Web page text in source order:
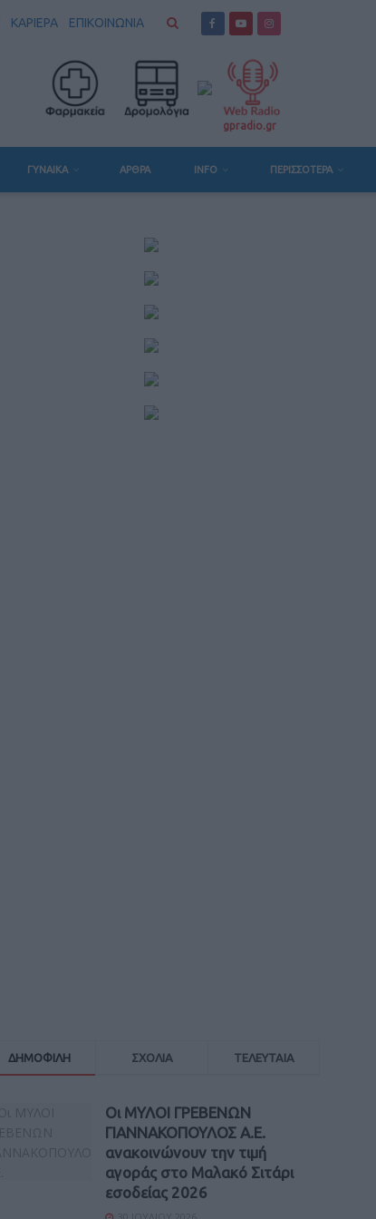
ΚΑΡΙΕΡΑ ΕΠΙΚΟΙΝΩΝΙΑ
gpradio.gr
ΓΥΝΑΙΚΑ ΆΡΘΡΑ INFO ΠΕΡΙΣΣΟΤΕΡΑ
ΔΗΜΟΦΙΛΗ ΣΧΟΛΙΑ ΤΕΛΕΥΤΑΙΑ
Οι ΜΥΛΟΙ ΓΡΕΒΕΝΩΝ
ΓΙΑΝΝΑΚΟΠΟΥΛΟΣ Α.Ε.
ανακοινώνουν την τιμή
αγοράς στο Μαλακό Σιτάρι
εσοδείας 2026
30 ΙΟΥΛΊΟΥ 2026